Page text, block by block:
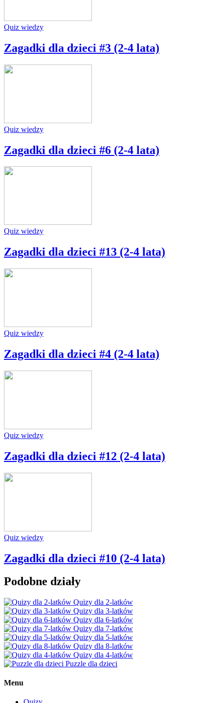
Quiz wiedzy
Zagadki dla dzieci #3 (2-4 lata)
Quiz wiedzy
Zagadki dla dzieci #6 (2-4 lata)
Quiz wiedzy
Zagadki dla dzieci #13 (2-4 lata)
Quiz wiedzy
Zagadki dla dzieci #4 (2-4 lata)
Quiz wiedzy
Zagadki dla dzieci #12 (2-4 lata)
Quiz wiedzy
Zagadki dla dzieci #10 (2-4 lata)
Podobne działy
Quizy dla 2-latków
Quizy dla 3-latków
Quizy dla 6-latków
Quizy dla 7-latków
Quizy dla 5-latków
Quizy dla 8-latków
Quizy dla 4-latków
Puzzle dla dzieci
Menu